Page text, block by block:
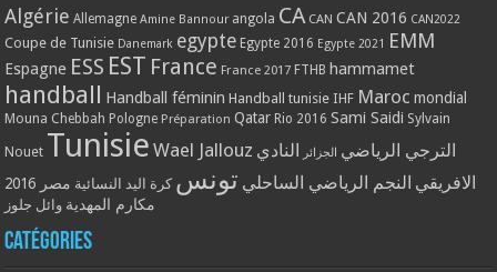
Algérie Allemagne Amine Bannour angola CA CAN CAN 2016 CAN2022
Coupe de Tunisie Danemark egypte Egypte 2016 Egypte 2021 EMM
Espagne ESS EST France France 2017 FTHB hammamet
handball Handball féminin Handball tunisie IHF Maroc mondial
Mouna Chebbah Pologne Préparation Qatar Rio 2016 Sami Saidi Sylvain
Nouet Tunisie Wael Jallouz الترجي الرياضي الجزائر النادي
الافريقي النجم الرياضي الساحلي تونس كرة اليد النسائية مصر 2016
مكارم المهدية وائل جلوز
Catégories